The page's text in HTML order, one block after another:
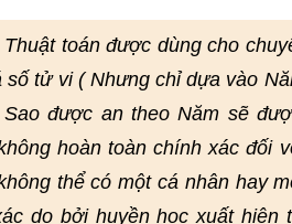
Thuật toán được dùng cho
số tử vi ( Nhưng chỉ dựa vào
được an theo Năm sẽ
hoàn toàn chính xác đối
thể có một cá nhân hay
do bởi huyền học xuất